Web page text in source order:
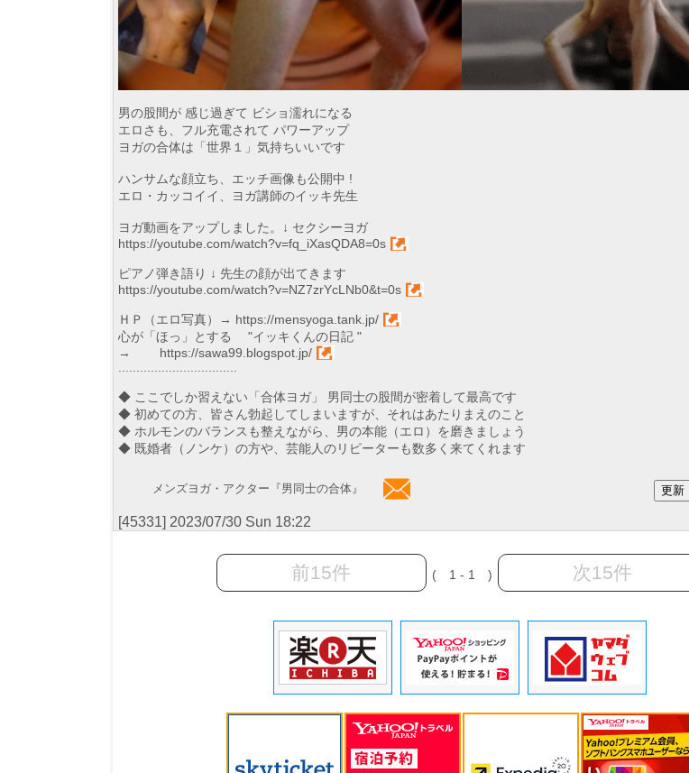
男の股間が 感じ過ぎて ビショ濡れになる
エロさも、フル充電されて パワーアップ
ヨガの合体は「世界１」気持ちいいです
ハンサムな顔立ち、エッチ画像も公開中 !
エロ・カッコイイ、ヨガ講師のイッキ先生
ヨガ動画をアップしました。↓ セクシーヨガ
https://youtube.com/watch?v=fq_iXasQDA8=0s
ピアノ弾き語り ↓ 先生の顔が出てきます
https://youtube.com/watch?v=NZ7zrYcLNb0&t=0s
ＨＰ（エロ写真）→ https://mensyoga.tank.jp/
心が「ほっ」とする "イッキくんの日記 "
→ https://sawa99.blogspot.jp/
◆ ここでしか習えない「合体ヨガ」 男同士の股間が密着して最高です
◆ 初めての方、皆さん勃起してしまいますが、それはあたりまえのこと
◆ ホルモンのバランスも整えながら、男の本能（エロ）を磨きましょう
◆ 既婚者（ノンケ）の方や、芸能人のリピーターも数多く来てくれます
メンズヨガ・アクター『男同士の合体』
[45331] 2023/07/30 Sun 18:22
前15件 ( 1 - 1 ) 次15件